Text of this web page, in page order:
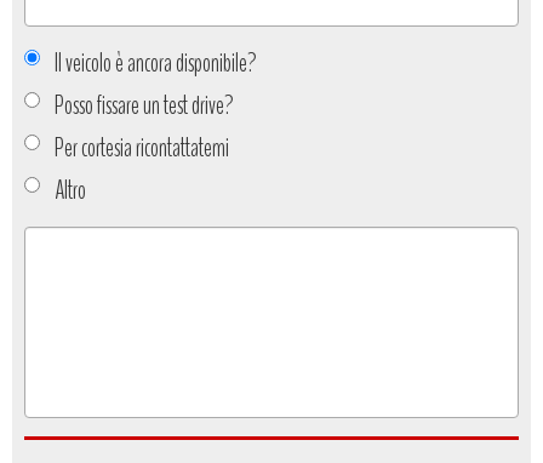
Il veicolo è ancora disponibile?
Posso fissare un test drive?
Per cortesia ricontattatemi
Altro
Tipo